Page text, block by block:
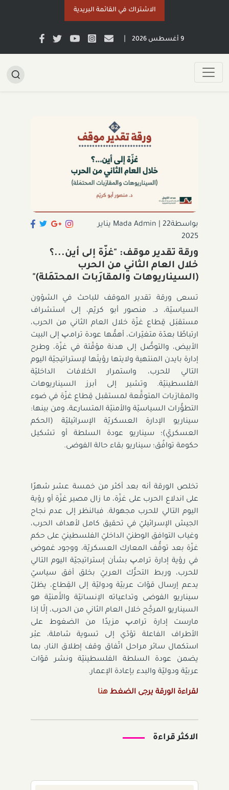
الاشتراك في القائمة البريدية
9 أغسطس 2026
بواسطةMada Admin
22 يناير
2025
ورقة تقدير موقف: "غزّة إلى أين...؟
خلال العام الثاني من الحرب
(السيناريوهات والمقارَبات المحتمَلة)"
تسعى ورقة تقدير الموقف للباحث في الشؤون
السياسيّة، د. منصور أبو كريّم، إلى استشراف
مستقبَل قِطاع غزّة خلال العام الثاني من الحرب،
ارتباطًا بعدّة متغيّرات، أهمُّها عودة ترامـﭖ إلى البيت
الأبيض، والتوصُّل إلى هدنة مؤقّتة في غزّة، وطرح
إدارة بايدن المنتهية ولايتها رؤيتَها لإستراتيجيّة اليوم
التالي للحرب، واستمرار الخلافات الداخليّة
الفلسطينيّة. وتشير إلى أبرز السيناريوهات
والمقارَبات المتوقَّعة لمستقبل قِطاع غزّة في ضوء
التطوُّرات السياسيّة والأمنيّة المتسارعة، ومن بينها:
سيناريو الإدارة العسكريّة الإسرائيليّة (الحكم
العسكريّ)؛ سيناريو عودة السلطة أو تشكيل
حكومة توافُق؛ سيناريو بقاء حالة الفوضى.
تخلص الورقة أنه بعد أكثر من خمسة عشر شهرًا
على اندلاع الحرب على غزّة، ما زال مصير غزّة أو رؤية
اليوم التالي للحرب مجهولة. فبالنظر إلى عدم نجاح
الجيش الإسرائيليّ في تحقيق كامل لأهداف الحرب،
وغياب التوافق الوطنيّ الداخليّ الفلسطينيّ على حكم
غزّة بعد توقُّف المعارك العسكريّة، ووجود غموض
في رؤية إدارة ترامـﭖ بشأن إستراتيجيّة اليوم التالي
للحرب، وربط التحرُّك العربيّ بخلق أفق سياسيّ
يدعم إرسال قوّات عربيّة ودوليّة إلى القِطاع، يظلّ
سيناريو الفوضى وتداعياته الإنسانيّة والأَمنيّة هو
السيناريو المرجَّح خلال العام الثاني من الحرب، إلّا إذا
مارست إدارة ترامـﭖ مزيدًا من الضغوط على
الأطراف الفاعلة تؤدّي إلى تسوية شاملة، عبْر
استكمال سائر مراحل اتّفاق وقف إطلاق النار، بما
يضمن عودة السلطة الفلسطينيّة ونشر قوّات
عربيّة ودوليّة والبدء بإعادة الإعمار.
لقراءة الورقة يرجى الضغط هنا
الاكثر قراءة